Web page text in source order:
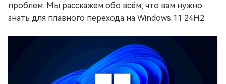
проблем. Мы расскажем обо всём, что вам нужно
знать для плавного перехода на Windows 11 24H2.